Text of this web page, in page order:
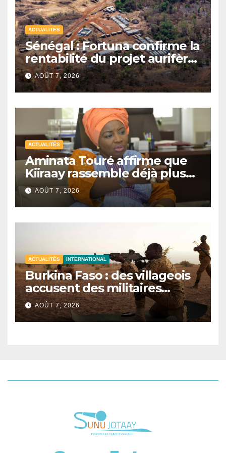
ACTUALITÉS
Sénégal : Fortuna confirme la
rentabilité du projet aurifère
Diamba Sud à Kédougou
AOÛT 7, 2026
ACTUALITÉS
Aminata Touré affirme que
Kiiraay rassemble déjà plus
de la moitié des maires du
Sénégal
AOÛT 7, 2026
ACTUALITÉS INTERNATIONAL
Burkina Faso : des villageois
accusent des militaires
d’avoir tué au moins 48 civils
après une attaque terroriste
AOÛT 7, 2026